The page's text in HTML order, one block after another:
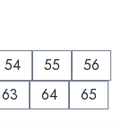
54 55
56
63 64 65